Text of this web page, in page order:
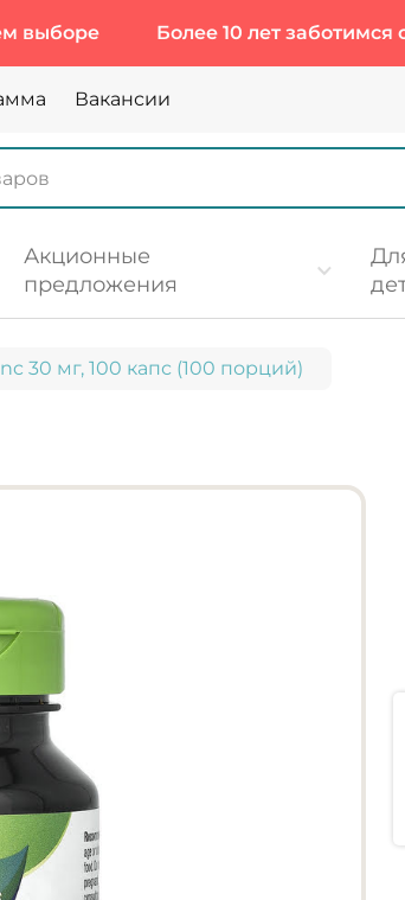
Более 10 лет заботимся о
Вакансии
Акционные
предложения
30 мг, 100 капс (100 порций)